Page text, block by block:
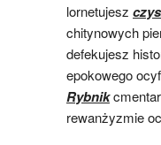
lornetujesz
chitynowych
defekujesz
epokowego
Rybnik
rewanżyzmie